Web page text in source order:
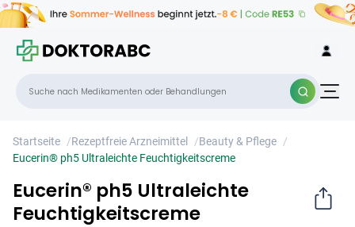
Startseite /Rezeptfreie Arzneimittel /Beauty & Pflege /
Eucerin® ph5 Ultraleichte Feuchtigkeitscreme
Eucerin® ph5 Ultraleichte
Feuchtigkeitscreme
Feuchtigkeitscreme
×